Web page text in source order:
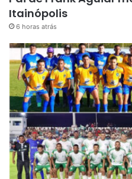
Itainópolis
6 horas atrás